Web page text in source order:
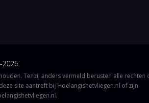
2026
Tenzij anders vermeld berusten alle rechten
site aantreft bij Hoelangishetvliegen.nl of zijn